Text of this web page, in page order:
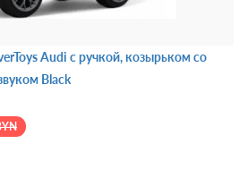
Audi с ручкой, козырьком со
Black